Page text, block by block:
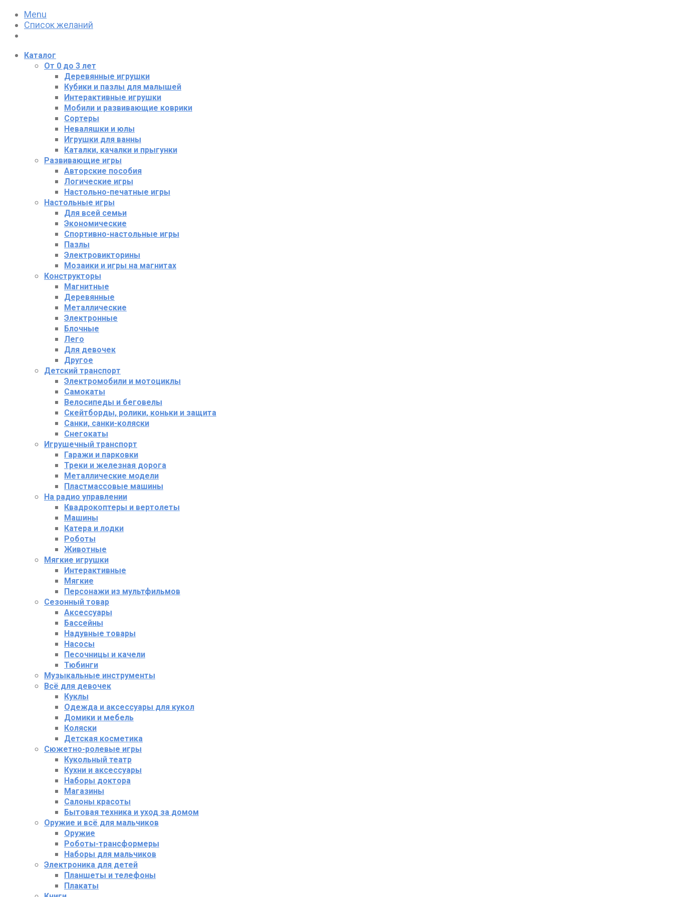
Menu
Список желаний
Каталог
От 0 до 3 лет
Деревянные игрушки
Кубики и пазлы для малышей
Интерактивные игрушки
Мобили и развивающие коврики
Сортеры
Неваляшки и юлы
Игрушки для ванны
Каталки, качалки и прыгунки
Развивающие игры
Авторские пособия
Логические игры
Настольно-печатные игры
Настольные игры
Для всей семьи
Экономические
Спортивно-настольные игры
Пазлы
Электровикторины
Мозаики и игры на магнитах
Конструкторы
Магнитные
Деревянные
Металлические
Электронные
Блочные
Лего
Для девочек
Другое
Детский транспорт
Электромобили и мотоциклы
Самокаты
Велосипеды и беговелы
Скейтборды, ролики, коньки и защита
Санки, санки-коляски
Снегокаты
Игрушечный транспорт
Гаражи и парковки
Треки и железная дорога
Металлические модели
Пластмассовые машины
На радио управлении
Квадрокоптеры и вертолеты
Машины
Катера и лодки
Роботы
Животные
Мягкие игрушки
Интерактивные
Мягкие
Персонажи из мультфильмов
Сезонный товар
Аксессуары
Бассейны
Надувные товары
Насосы
Песочницы и качели
Тюбинги
Музыкальные инструменты
Всё для девочек
Куклы
Одежда и аксессуары для кукол
Домики и мебель
Коляски
Детская косметика
Сюжетно-ролевые игры
Кукольный театр
Кухни и аксессуары
Наборы доктора
Магазины
Салоны красоты
Бытовая техника и уход за домом
Оружие и всё для мальчиков
Оружие
Роботы-трансформеры
Наборы для мальчиков
Электроника для детей
Планшеты и телефоны
Плакаты